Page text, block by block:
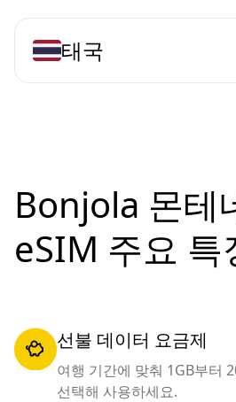
태국
Bonjola 몬테
eSIM 주요 특
선불 데이터 요금제
여행 기간에 맞춰 1GB부터
선택해 사용하세요.